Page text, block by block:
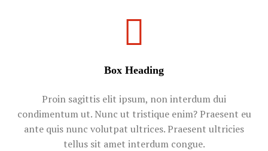
Box Heading
Proin sagittis elit ipsum, non interdum dui
condimentum ut. Nunc ut tristique enim? Praesent eu
ante quis nunc volutpat ultrices. Praesent ultricies
tellus sit amet interdum congue.